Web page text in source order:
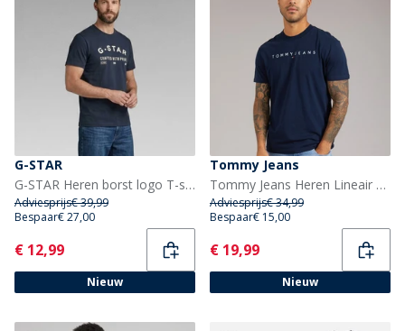
G-STAR
G-STAR Heren borst logo T-shirt Salute
Adviesprijs€ 39,99
Bespaar€ 27,00
Current
€ 12,99
Nieuw
Tommy Jeans
Tommy Jeans Heren Lineair Logo T-shirt Dark Night Navy/Sweet Blue
Adviesprijs€ 34,99
Bespaar€ 15,00
Current
€ 19,99
Nieuw